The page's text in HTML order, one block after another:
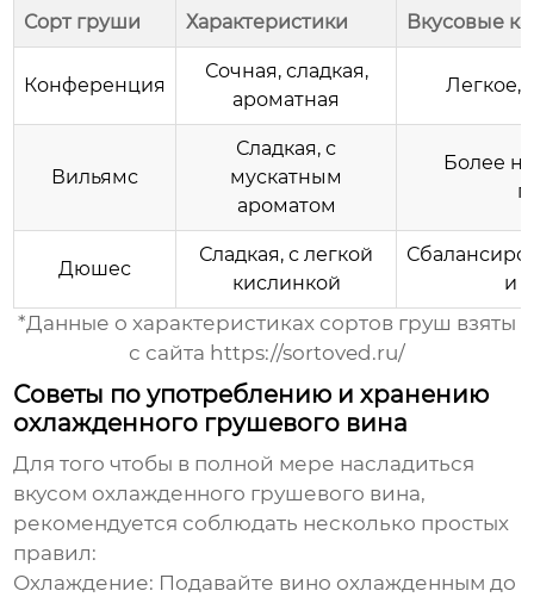
Сорт груши Характеристики Вкусовые
Конференция
Сочная, сладкая,
ароматная
Легкое,
Вильямс
Сладкая, с
мускатным
ароматом
Более
Дюшес
Сладкая, с легкой
кислинкой
и
*Данные о характеристиках сортов груш взяты
с сайта https://sortoved.ru/
Советы по употреблению и хранению
охлажденного грушевого вина
Для того чтобы в полной мере насладиться
вкусом охлажденного грушевого вина,
рекомендуется соблюдать несколько простых
правил:
Охлаждение: Подавайте вино охлажденным до